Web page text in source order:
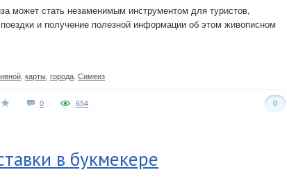
может стать незаменимым инструментом для туристов,
и получение полезной информации об этом живописном
карты города Симеиз
0 0
654
в букмекере